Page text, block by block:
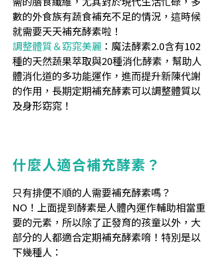
數的外食族有蔬食補充不足的情況，這時候
就需要天天補充酵素啦！
調整體質＆窈窕美麗 ：魔法酵素2.0含有102
種的天然蔬果萃取與20種消化酵素，幫助人
體消化道的多功能運作，進而提升新陳代謝
的作用，長期定期補充酵素可以調整體質以
及身形窈窕！
什麼人適合補充酵素？
只有排便不順的人需要補充酵素嗎？
NO！上面提到酵素是人體內運作輔助相當重
要的元素，所以除了正發育的孩童以外，大
部分的人都適合定期補充酵素唷！特別是以
下幾種人：